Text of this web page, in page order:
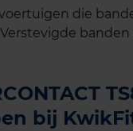
die
bij